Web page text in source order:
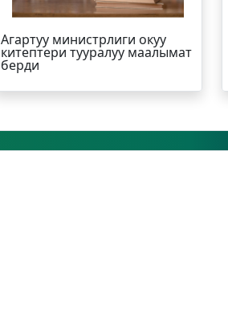
Агартуу министрлиги окуу
китептери тууралуу маалымат
берди